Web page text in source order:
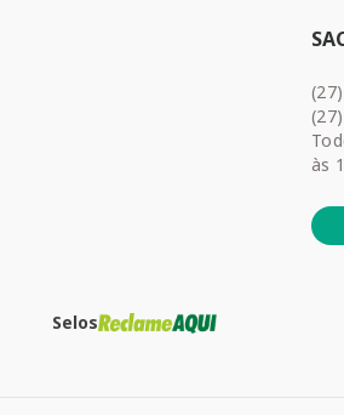
às
Selos